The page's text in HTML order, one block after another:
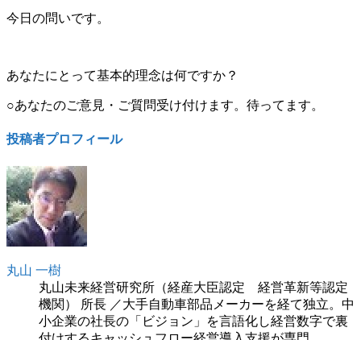
今日の問いです。
あなたにとって基本的理念は何ですか？
○あなたのご意見・ご質問受け付けます。待ってます。
投稿者プロフィール
丸山 一樹
丸山未来経営研究所（経産大臣認定 経営革新等認定
機関） 所長 ／大手自動車部品メーカーを経て独立。中
小企業の社長の「ビジョン」を言語化し経営数字で裏